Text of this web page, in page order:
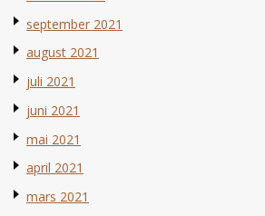
september 2021
august 2021
juli 2021
juni 2021
mai 2021
april 2021
mars 2021